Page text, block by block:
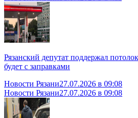
Рязанский депутат поддержал
будет с заправками
Новости Рязани27.07.2026 в 09:08
Новости Рязани27.07.2026 в 09:08